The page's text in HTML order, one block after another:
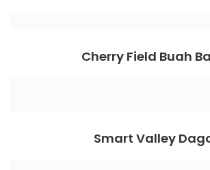
Cherry Field Buah
Smart Valley